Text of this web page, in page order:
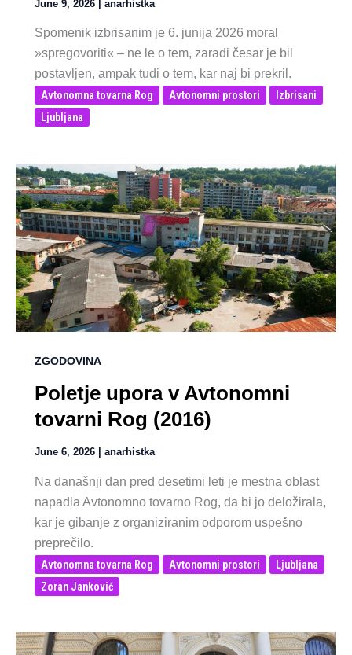
June 9, 2026 | anarhistka
Spomenik izbrisanim je 6. junija 2026 moral
»spregovoriti« – ne le o tem, zaradi česar je bil
postavljen, ampak tudi o tem, kar naj bi prekril.
Avtonomna tovarna Rog Avtonomni prostori
Izbrisani
Ljubljana
ZGODOVINA
Poletje upora v Avtonomni
tovarni Rog (2016)
June 6, 2026 anarhistka
Na današnji dan pred desetimi leti je mestna oblast
napadla Avtonomno tovarno Rog, da bi jo deložirala,
kar je gibanje z organiziranim odporom uspešno
preprečilo.
Avtonomna tovarna Rog Avtonomni prostori
Ljubljana
Zoran Janković